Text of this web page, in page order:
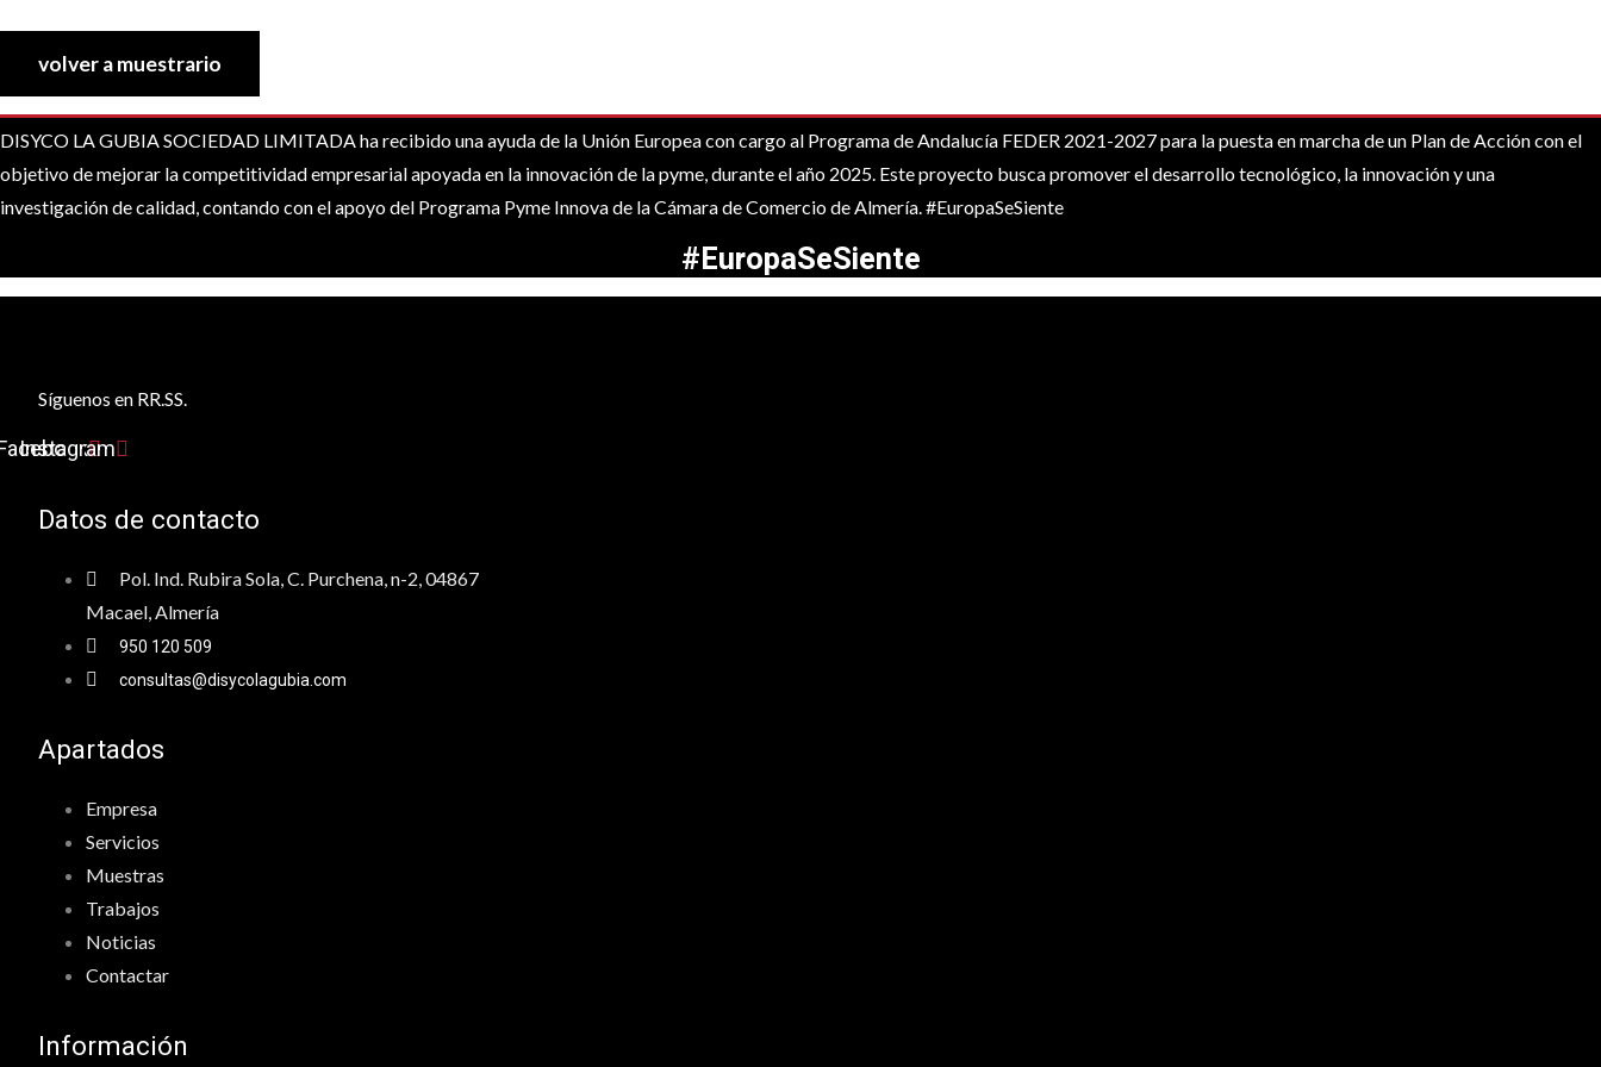
volver a muestrario
DISYCO LA GUBIA SOCIEDAD LIMITADA ha recibido una ayuda de la Unión Europea con cargo al Programa de Andalucía FEDER 2021-2027 para la puesta en marcha de un Plan de Acción con el
objetivo de mejorar la competitividad empresarial apoyada en la innovación de la pyme, durante el año 2025. Este proyecto busca promover el desarrollo tecnológico, la innovación y una
investigación de calidad, contando con el apoyo del Programa Pyme Innova de la Cámara de Comercio de Almería. #EuropaSeSiente
#EuropaSeSiente
Síguenos en RR.SS.
Instagram
Datos de contacto
Pol. Ind. Rubira Sola, C. Purchena, n-2, 04867
Macael, Almería
950 120 509
consultas@disycolagubia.com
Apartados
Empresa
Servicios
Muestras
Trabajos
Noticias
Contactar
Información